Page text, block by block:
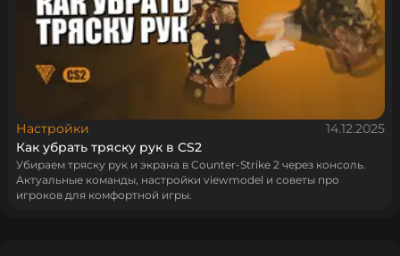
Настройки
14.12.2025
Как убрать тряску рук в CS2
Убираем тряску рук и экрана в Counter-Strike 2 через консоль.
Актуальные команды, настройки viewmodel и советы про
игроков для комфортной игры.